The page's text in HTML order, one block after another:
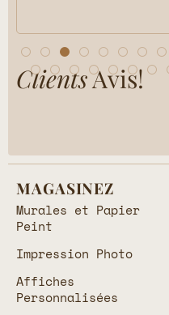
ClientsAvis!
MAGASINEZ
Murales et Papier
Peint
Impression Photo
Affiches
Personnalisées